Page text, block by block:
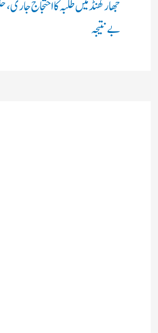
جھارکھنڈ میں طلبہ کا احتجاج
بے نتیجہ